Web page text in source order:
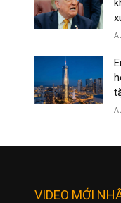
VIDEO MỚI